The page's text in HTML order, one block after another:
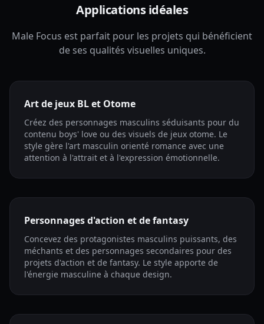
Applications idéales
Male Focus est parfait pour les projets qui bénéficient
de ses qualités visuelles uniques.
Art de jeux BL et Otome
Créez des personnages masculins séduisants pour du
contenu boys' love ou des visuels de jeux otome. Le
style gère l'art masculin orienté romance avec une
attention à l'attrait et à l'expression émotionnelle.
Personnages d'action et de fantasy
Concevez des protagonistes masculins puissants, des
méchants et des personnages secondaires pour des
projets d'action et de fantasy. Le style apporte de
l'énergie masculine à chaque design.